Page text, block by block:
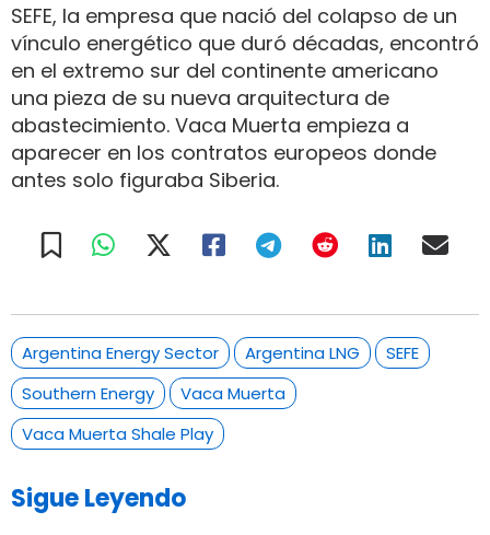
SEFE, la empresa que nació del colapso de un
vínculo energético que duró décadas, encontró
en el extremo sur del continente americano
una pieza de su nueva arquitectura de
abastecimiento. Vaca Muerta empieza a
aparecer en los contratos europeos donde
antes solo figuraba Siberia.
Argentina Energy Sector Argentina LNG
SEFE
Southern Energy
Vaca Muerta
Vaca Muerta Shale Play
Sigue Leyendo